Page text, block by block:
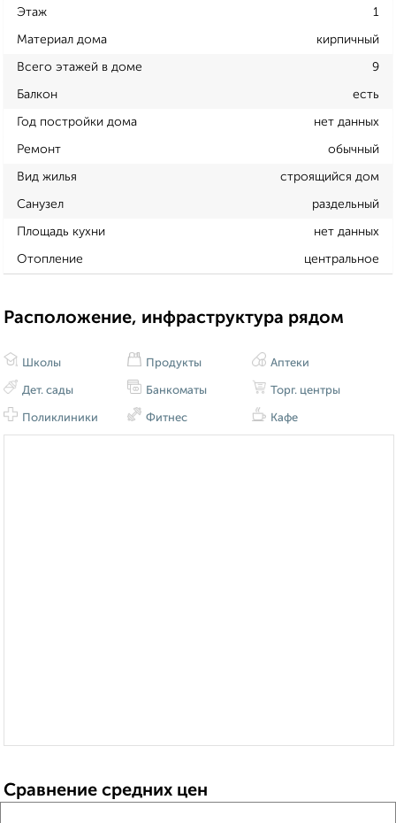
Этаж 1
Материал дома кирпичный
Всего этажей в доме 9
Балкон есть
Год постройки дома нет данных
Ремонт обычный
Вид жилья строящийся дом
Санузел раздельный
Площадь кухни нет данных
Отопление центральное
Расположение, инфраструктура рядом
Школы
Дет. сады
Поликлиники
Продукты
Банкоматы
Фитнес
Аптеки
Торг. центры
Кафе
Сравнение средних цен